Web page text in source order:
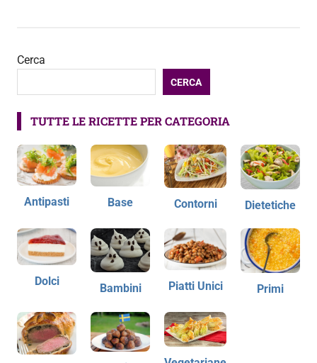
Cerca
CERCA
TUTTE LE RICETTE PER CATEGORIA
Antipasti Base Contorni Dietetiche
Dolci
Bambini Piatti Unici Primi